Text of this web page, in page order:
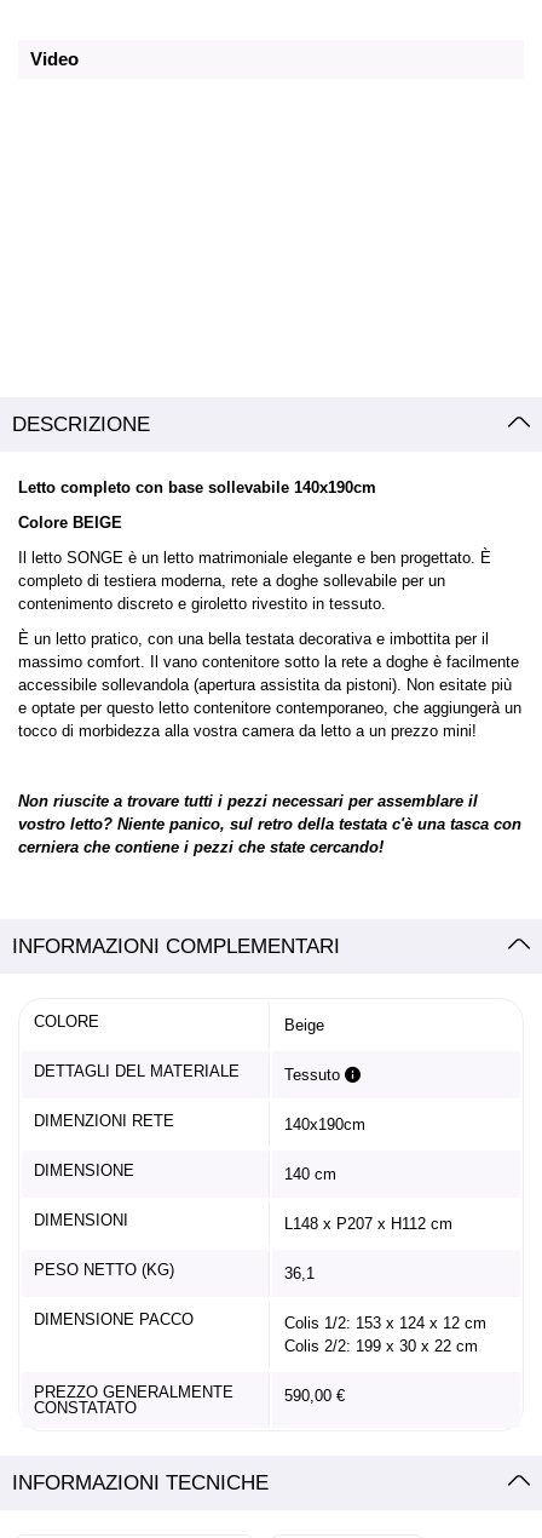
Video
DESCRIZIONE
Letto completo con base sollevabile 140x190cm
Colore BEIGE
Il letto SONGE è un letto matrimoniale elegante e ben progettato. È
completo di testiera moderna, rete a doghe sollevabile per un
contenimento discreto e giroletto rivestito in tessuto.
È un letto pratico, con una bella testata decorativa e imbottita per il
massimo comfort. Il vano contenitore sotto la rete a doghe è facilmente
accessibile sollevandola (apertura assistita da pistoni). Non esitate più
e optate per questo letto contenitore contemporaneo, che aggiungerà un
tocco di morbidezza alla vostra camera da letto a un prezzo mini!
Non riuscite a trovare tutti i pezzi necessari per assemblare il
vostro letto? Niente panico, sul retro della testata c'è una tasca con
cerniera che contiene i pezzi che state cercando!
INFORMAZIONI COMPLEMENTARI
COLORE Beige
DETTAGLI DEL MATERIALE Tessuto
DIMENZIONI RETE 140x190cm
DIMENSIONE 140 cm
DIMENSIONI L148 x P207 x H112 cm
PESO NETTO (KG) 36,1
DIMENSIONE PACCO
Colis 1/2: 153 x 124 x 12 cm
Colis 2/2: 199 x 30 x 22 cm
PREZZO GENERALMENTE
CONSTATATO
590,00 €
INFORMAZIONI TECNICHE